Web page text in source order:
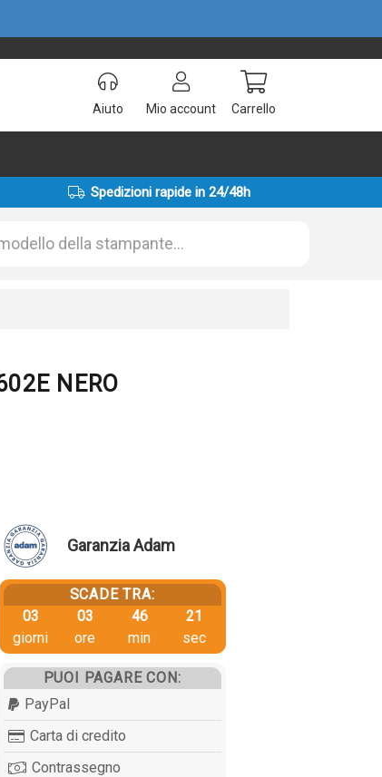
Aiuto Mio account Carrello
Spedizioni rapide in 24/48h
NERO
Garanzia Adam
SCADE TRA:
03
giorni
03
ore
46
min
20
sec
PUOI PAGARE CON:
PayPal
Carta di credito
Contrassegno